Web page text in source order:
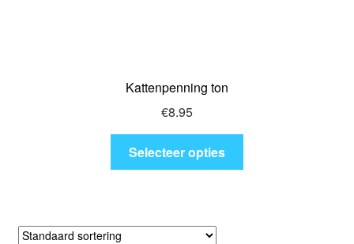
Kattenpenning ton
€8.95
Selecteer opties